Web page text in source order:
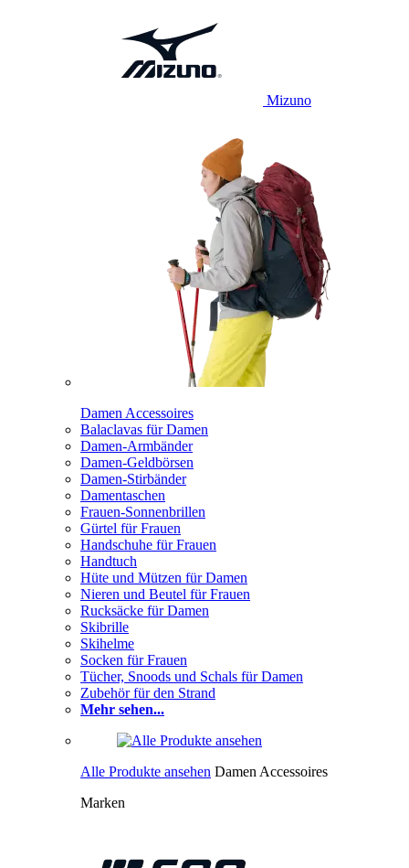
Mizuno
Damen Accessoires
Balaclavas für Damen
Damen-Armbänder
Damen-Geldbörsen
Damen-Stirbänder
Damentaschen
Frauen-Sonnenbrillen
Gürtel für Frauen
Handschuhe für Frauen
Handtuch
Hüte und Mützen für Damen
Nieren und Beutel für Frauen
Rucksäcke für Damen
Skibrille
Skihelme
Socken für Frauen
Tücher, Snoods und Schals für Damen
Zubehör für den Strand
Mehr sehen...
Alle Produkte ansehen Damen Accessoires
Marken